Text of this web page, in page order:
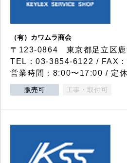
（有）カワムラ商会
〒123-0864 東京都足立区
TEL：03-3854-6122 / FAX
営業時間：8:00〜17:00 / 定
販売可 工事・取付可